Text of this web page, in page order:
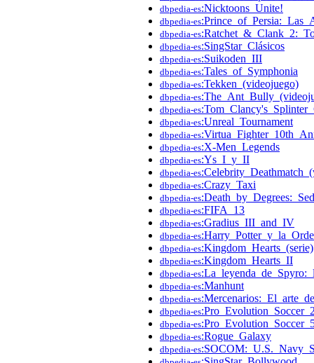
dbpedia-es:Nicktoons_Unite!
dbpedia-es
dbpedia-es
dbpedia-es:SingStar_Clásicos
dbpedia-es:Suikoden_III
dbpedia-es:Tales_of_Symphonia
dbpedia-es:Tekken_(videojuego)
dbpedia-es
dbpedia-es
dbpedia-es:Unreal_Tournament
dbpedia-es
dbpedia-es:X-Men_Legends
dbpedia-es:Ys_I_y_II
dbpedia-es
dbpedia-es:Crazy_Taxi
dbpedia-es
dbpedia-es:FIFA_13
dbpedia-es:Gradius_III_and_IV
dbpedia-es
dbpedia-es:Kingdom_Hearts_(serie)
dbpedia-es:Kingdom_Hearts_II
dbpedia-es
dbpedia-es:Manhunt
dbpedia-es
dbpedia-es
dbpedia-es
dbpedia-es:Rogue_Galaxy
dbpedia-es